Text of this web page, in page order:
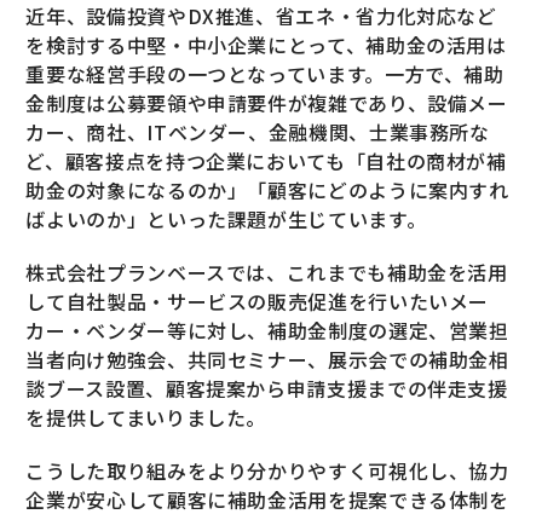
近年、設備投資やDX推進、省エネ・省力化対応など
を検討する中堅・中小企業にとって、補助金の活用は
重要な経営手段の一つとなっています。一方で、補助
金制度は公募要領や申請要件が複雑であり、設備メー
カー、商社、ITベンダー、金融機関、士業事務所な
ど、顧客接点を持つ企業においても「自社の商材が補
助金の対象になるのか」「顧客にどのように案内すれ
ばよいのか」といった課題が生じています。
株式会社プランベースでは、これまでも補助金を活用
して自社製品・サービスの販売促進を行いたいメー
カー・ベンダー等に対し、補助金制度の選定、営業担
当者向け勉強会、共同セミナー、展示会での補助金相
談ブース設置、顧客提案から申請支援までの伴走支援
を提供してまいりました。
こうした取り組みをより分かりやすく可視化し、協力
企業が安心して顧客に補助金活用を提案できる体制を